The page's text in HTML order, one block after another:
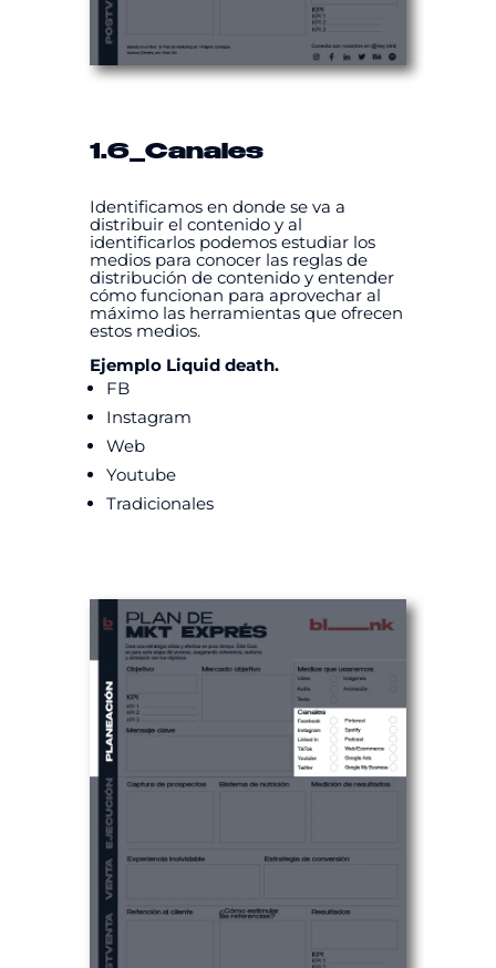
1.6_Canales
Identificamos en donde se va a
distribuir el contenido y al
identificarlos podemos estudiar los
medios para conocer las reglas de
distribución de contenido y entender
cómo funcionan para aprovechar al
máximo las herramientas que ofrecen
estos medios.
Ejemplo Liquid death.
FB
Instagram
Web
Youtube
Tradicionales